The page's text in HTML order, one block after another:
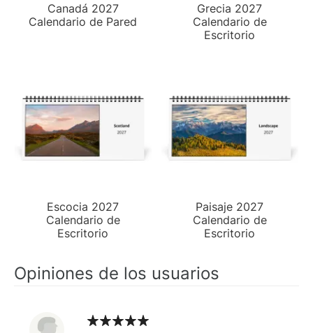
Canadá 2027
Calendario de Pared
Grecia 2027
Calendario de
Escritorio
Escocia 2027
Calendario de
Escritorio
Paisaje 2027
Calendario de
Escritorio
Opiniones de los usuarios